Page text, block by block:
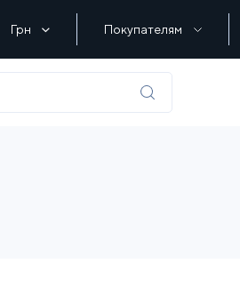
Грн Покупателям